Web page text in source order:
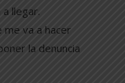
llegar.
me va a hacer
la denuncia